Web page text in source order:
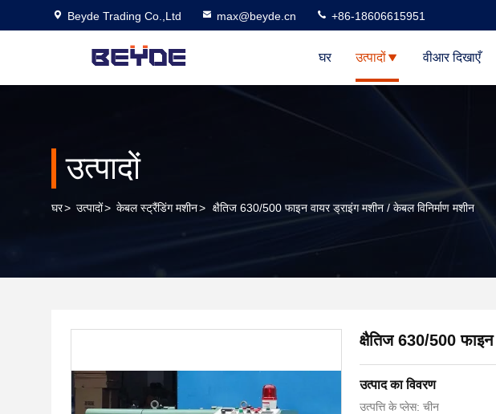
Beyde Trading Co.,Ltd max@beyde.cn +86-18606615951
घर उत्पादों वीआर दिखाएँ
उत्पादों
घर> उत्पादों> केबल स्ट्रैंडिंग मशीन> क्षैतिज 630/500 फाइन वायर ड्राइंग मशीन / केबल विनिर्माण मशीन
क्षैतिज 630/500 फाइन
उत्पाद का विवरण
उत्पत्ति के प्लेस: चीन